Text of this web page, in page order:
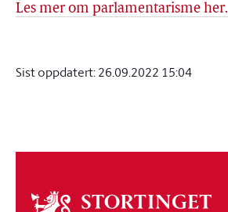
Les mer om parlamentarisme her.
Sist oppdatert:26.09.2022 15:04
Om